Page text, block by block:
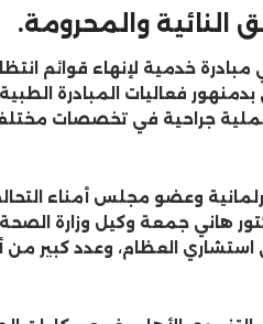
النائية والمحرومة.
خدمية لإنهاء قوائم
فعاليات المبادرة
بدمنهور، والتي تتضمن أكثر من 300 عملية
وعضو مجلس أمناء
هاني جمعة وكيل وزارة الصحة
استشاري العظام، وعدد كبير